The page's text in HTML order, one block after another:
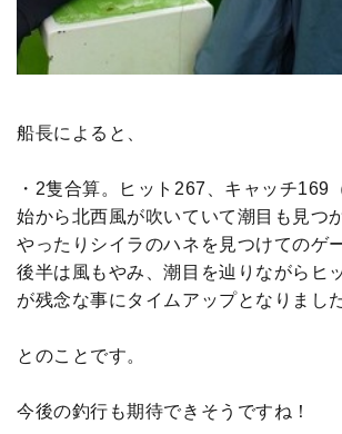
船長によると、
・2隻合算。ヒット267、キャッチ169
始から北西風が吹いていて潮目も見つ
やったりシイラのハネを見つけてのゲ
後半は風もやみ、潮目を辿りながらヒ
が残念な事にタイムアップとなりました
とのことです。
今後の釣行も期待できそうですね！